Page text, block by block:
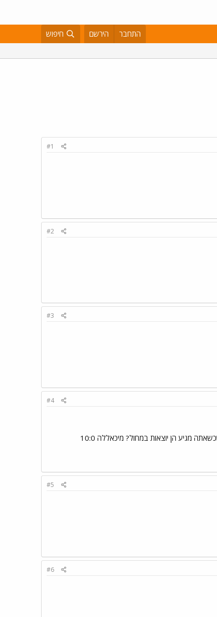
התחבר הירשם חיפוש
#1
#2
#3
#4
מגיע הן יוצאות במחול? מיכאללה 10:0
#5
#6